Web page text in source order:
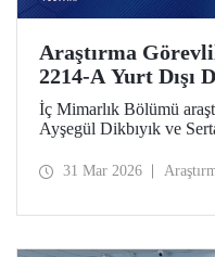
Araştırma
2214-A Yurt Dışı
Bursu
İç Mimarlık Bölümü
Ayşegül Dikbıyık ve
kazandılar.
31 Mar 2026